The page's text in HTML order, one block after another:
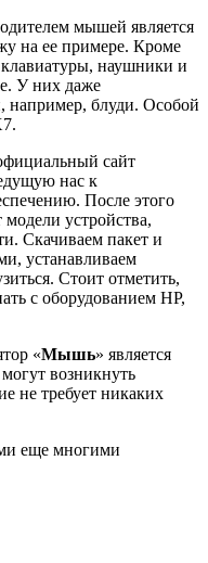
мышей является
на ее примере. Кроме
клавиатуры, наушники и
У них даже
например, блуди. Особой
сайт
нас к
После этого
модели устройства,
Скачиваем пакет и
устанавливаем
Стоит отметить,
с оборудованием HP,
«Мышь» является
возникнуть
не требует никаких
еще многими